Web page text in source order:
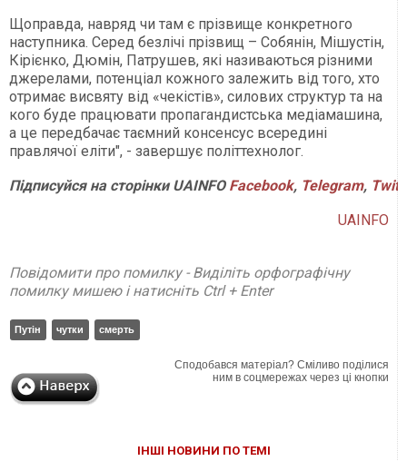
Щоправда, навряд чи там є прізвище конкретного
наступника. Серед безлічі прізвищ – Собянін, Мішустін,
Кірієнко, Дюмін, Патрушев, які називаються різними
джерелами, потенціал кожного залежить від того, хто
отримає висвяту від «чекістів», силових структур та на
кого буде працювати пропагандистська медіамашина,
а це передбачає таємний консенсус всередині
правлячої еліти", - завершує політтехнолог.
Підписуйся на сторінки UAINFO Facebook, Telegram,
UAINFO
Повідомити про помилку - Виділіть орфографічну
помилку мишею і натисніть Ctrl + Enter
Путін чутки смерть
Сподобався матеріал? Сміливо поділися
ним в соцмережах через ці кнопки
ІНШІ НОВИНИ ПО ТЕМІ